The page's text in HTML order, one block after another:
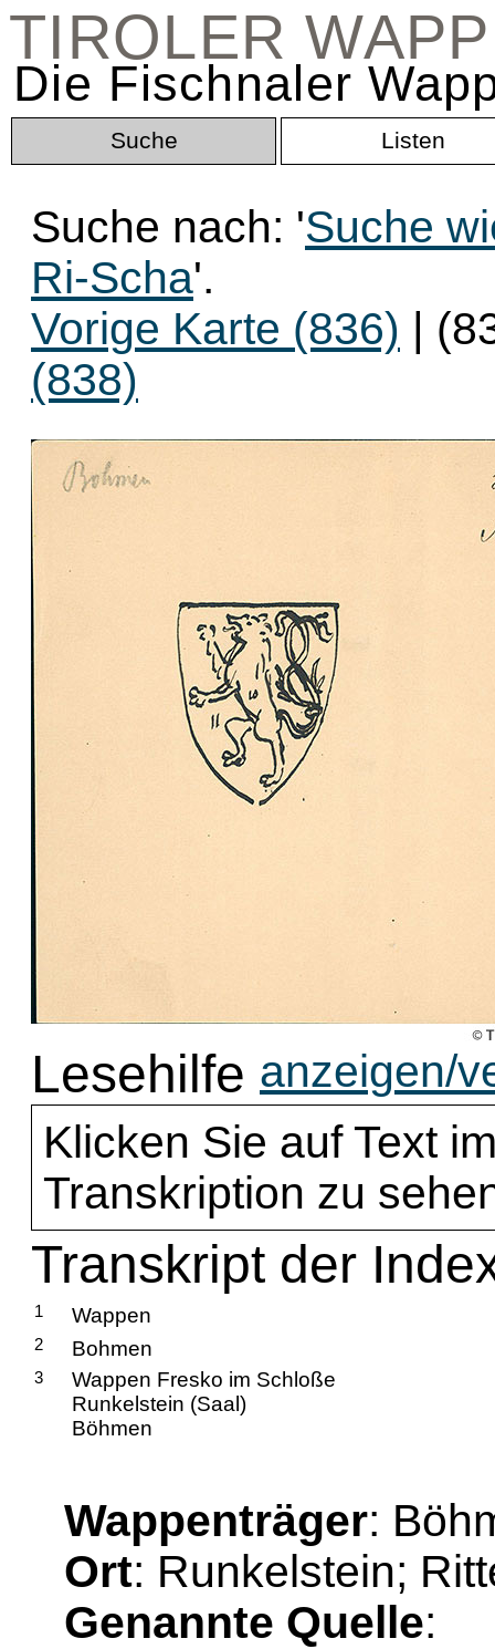
TIROLER
Die Fischnaler
Suche Listen
Suche nach: 'Suche
Ri-Scha'.
Vorige Karte (836) |
(838)
Lesehilfe anzeigen/
Klicken Sie auf Text
Transkription zu
Transkript der
1 Wappen
2 Bohmen
3
Wappen Fresko im Schloße
Runkelstein (Saal)
Böhmen
Wappenträger:
Ort: Runkelstein;
Genannte Quelle: